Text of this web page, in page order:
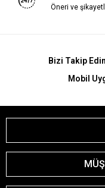
Öneri ve
Bizi Takip Edin
Mobil